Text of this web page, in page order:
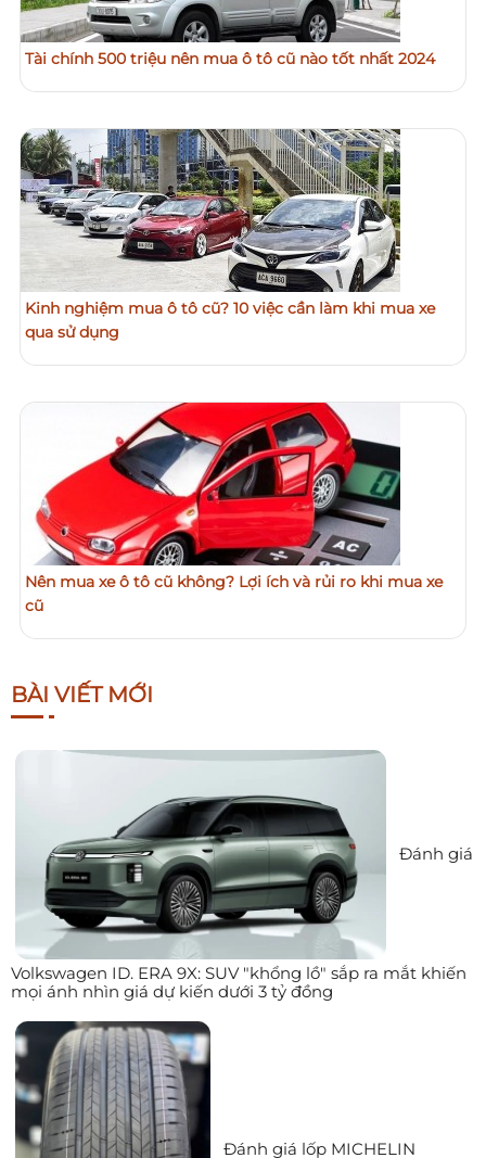
Tài chính 500 triệu nên mua ô tô cũ nào tốt nhất 2024
Kinh nghiệm mua ô tô cũ? 10 việc cần làm khi mua xe
qua sử dụng
Nên mua xe ô tô cũ không? Lợi ích và rủi ro khi mua xe
cũ
BÀI VIẾT MỚI
Đánh giá
Volkswagen ID. ERA 9X: SUV "khổng lồ" sắp ra mắt khiến
mọi ánh nhìn giá dự kiến dưới 3 tỷ đồng
Đánh giá lốp MICHELIN